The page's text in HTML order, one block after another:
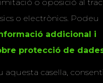
o oposició al
o electrònics. Podeu
addicional i
protecció de
aquesta casella,